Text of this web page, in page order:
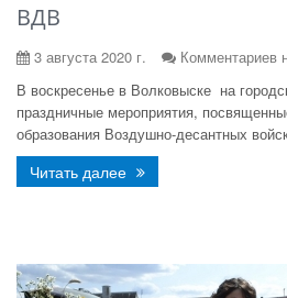
ВДВ
3 августа 2020 г. Комментариев
В воскресенье в Волковыске на
праздничные мероприятия,
образования Воздушно-десантных
Читать далее